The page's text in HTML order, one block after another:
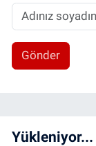
Gönder
Yükleniyor...